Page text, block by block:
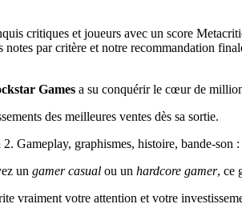
critiques et joueurs avec un score
par critère et notre recommandation
Games a su conquérir le cœur de
des meilleures ventes dès sa sortie.
Gameplay, graphismes, histoire, bande-son :
un gamer casual ou un hardcore gamer, ce
vraiment votre attention et votre